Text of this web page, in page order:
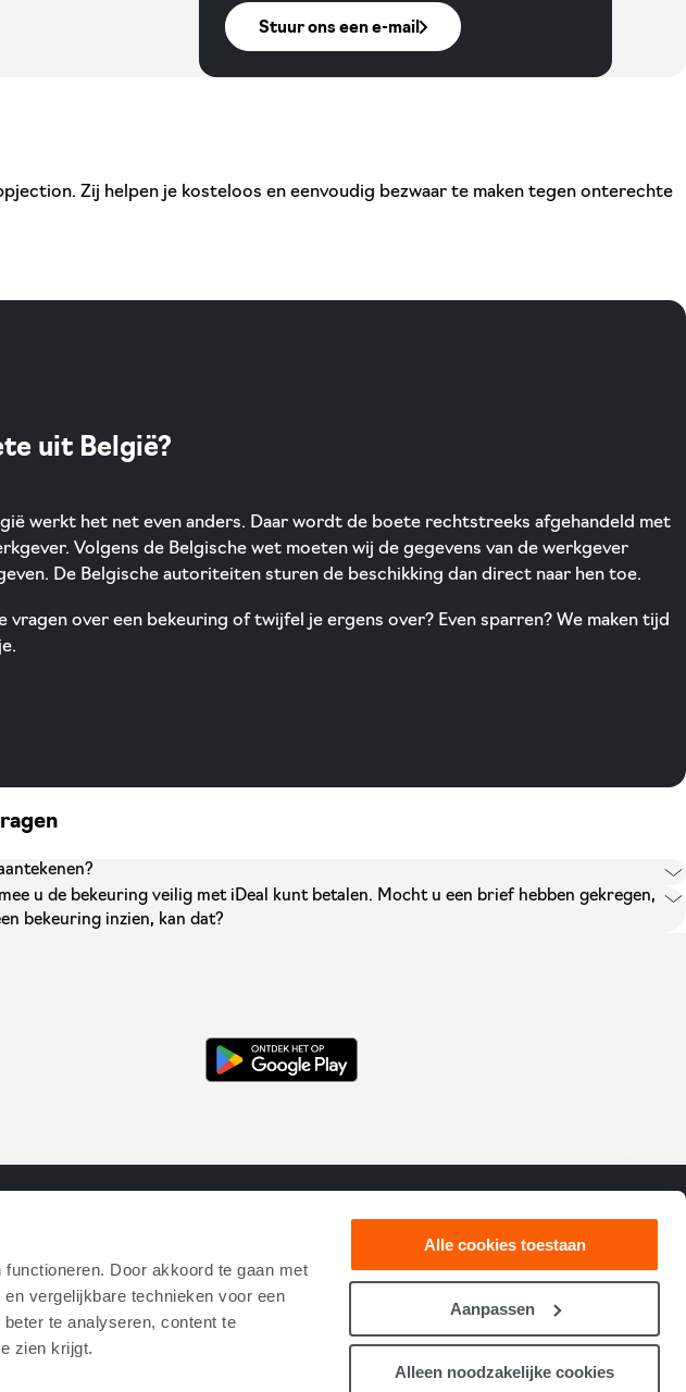
Door akkoord te gaan met
vergelijkbare technieken voor een
te analyseren, content te
zien krijgt.
Alle cookies toestaan
Aanpassen
Alleen noodzakelijke cookies
Stuur ons een e-mail
Zij helpen je kosteloos en eenvoudig bezwaar te maken tegen onterechte
uit België?
werkt het net even anders. Daar wordt de boete rechtstreeks afgehandeld met
Volgens de Belgische wet moeten wij de gegevens van de werkgever
De Belgische autoriteiten sturen de beschikking dan direct naar hen toe.
vragen over een bekeuring of twijfel je ergens over? Even sparren? We maken tijd
u de bekeuring veilig met iDeal kunt betalen. Mocht u een brief hebben gekregen,
ondernemen om de beschikking te betalen. Ik wil graag een bekeuring inzien, kan dat?
CUPRA Raval
Audi Q4 e-tron
Volkswagen ID.3 Neo
Contact
Over ons
Reviews